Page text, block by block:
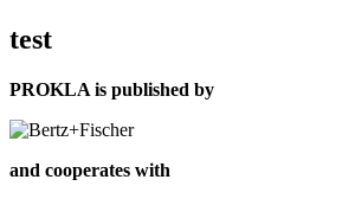
test
PROKLA is published by
and cooperates with